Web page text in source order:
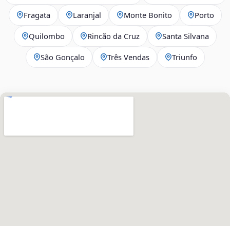
Fragata Laranjal Monte Bonito Porto
Quilombo Rincão da Cruz Santa Silvana
São Gonçalo Três Vendas Triunfo